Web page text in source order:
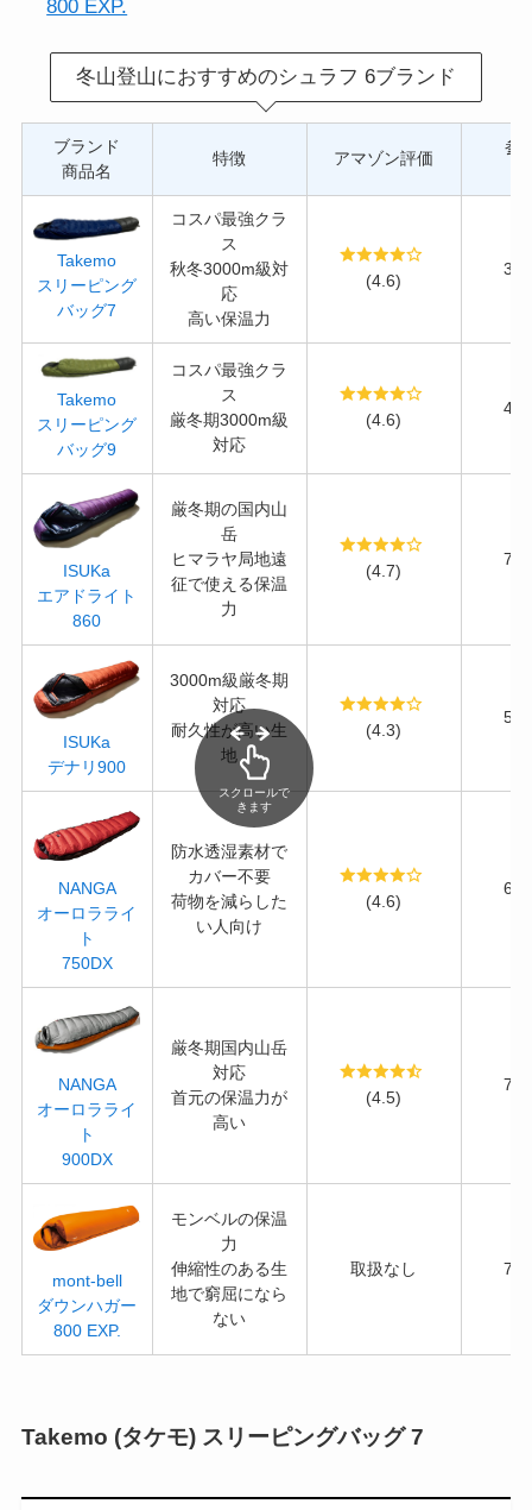
800 EXP.
冬山登山におすすめのシュラフ 6ブランド
ブランド
商品名
特徴 アマゾン評価
参
Takemo
スリーピング
バッグ7
コスパ最強クラ
ス
秋冬3000m級対
応
高い保温力
(4.6)
Takemo
スリーピング
バッグ9
コスパ最強クラ
ス
厳冬期3000m級
対応
(4.6)
ISUKa
エアドライト
860
厳冬期の国内山
岳
ヒマラヤ局地遠
征で使える保温
力
(4.7)
ISUKa
デナリ900
3000m級厳冬期
対応
耐久性が高い生
地
(4.3)
NANGA
オーロラライ
ト
750DX
防水透湿素材で
カバー不要
荷物を減らした
い人向け
(4.6)
NANGA
オーロラライ
ト
900DX
厳冬期国内山岳
対応
首元の保温力が
高い
(4.5)
mont-bell
ダウンハガー
800 EXP.
モンベルの保温
力
伸縮性のある生
地で窮屈になら
ない
取扱なし
スクロールで
きます
Takemo (タケモ) スリーピングバッグ 7